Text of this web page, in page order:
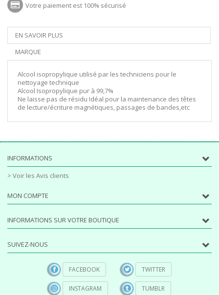
Votre paiement est 100% sécurisé
EN SAVOIR PLUS
MARQUE
Alcool isopropylique utilisé par les techniciens pour le
nettoyage technique
Alcool Isopropylique pur à 99,7%
Ne laisse pas de résidu Idéal pour la maintenance des têtes
de lecture/écriture magnétiques, passages de bandes,etc
INFORMATIONS
> Voir les Avis clients
MON COMPTE
INFORMATIONS SUR VOTRE BOUTIQUE
SUIVEZ-NOUS
FACEBOOK
INSTAGRAM
TWITTER
TUMBLR